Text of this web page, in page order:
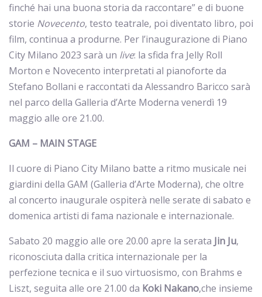
finché hai una buona storia da raccontare” e di buone
storie Novecento, testo teatrale, poi diventato libro, poi
film, continua a produrne. Per l’inaugurazione di Piano
City Milano 2023 sarà un live: la sfida fra Jelly Roll
Morton e Novecento interpretati al pianoforte da
Stefano Bollani e raccontati da Alessandro Baricco sarà
nel parco della Galleria d’Arte Moderna venerdì 19
maggio alle ore 21.00.
GAM – MAIN STAGE
Il cuore di Piano City Milano batte a ritmo musicale nei
giardini della GAM (Galleria d’Arte Moderna), che oltre
al concerto inaugurale ospiterà nelle serate di sabato e
domenica artisti di fama nazionale e internazionale.
Sabato 20 maggio alle ore 20.00 apre la serata Jin Ju,
riconosciuta dalla critica internazionale per la
perfezione tecnica e il suo virtuosismo, con Brahms e
Liszt, seguita alle ore 21.00 da Koki Nakano,che insieme